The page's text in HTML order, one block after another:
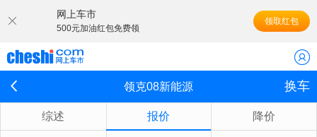
网上车市
500元加油红包免费领
领取红包
领克08新能源 换车
综述 报价 降价